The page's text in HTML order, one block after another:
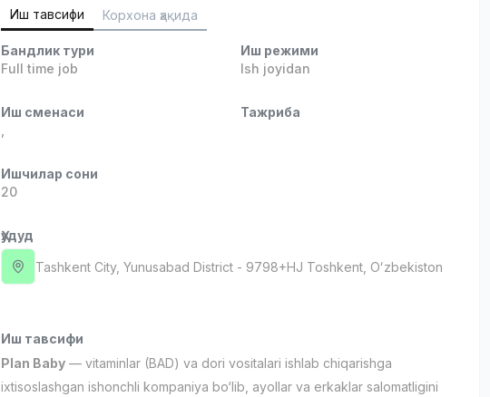
Иш тавсифи Корхона ҳақида
Бандлик тури
Full time job
Иш режими
Ish joyidan
Иш сменаси
Тажриба
Ишчилар сони
20
Ҳудуд
Tashkent City, Yunusabad District - 9798+HJ Тоshkent, Oʻzbekiston
Иш тавсифи
Plan Baby — vitaminlar (BAD) va dori vositalari ishlab chiqarishga
ixtisoslashgan ishonchli kompaniya bo‘lib, ayollar va erkaklar salomatligini